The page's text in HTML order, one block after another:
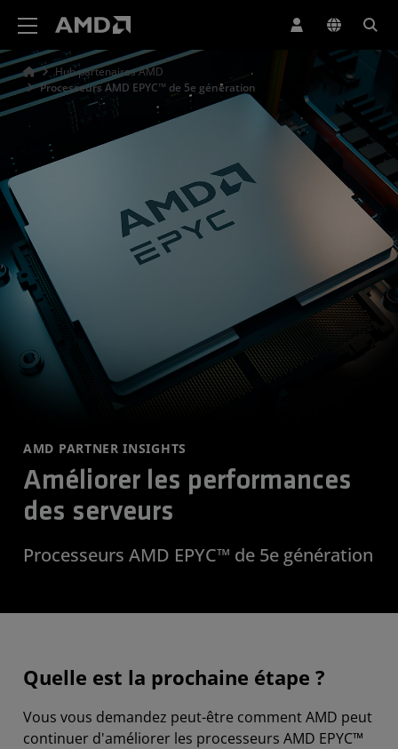
Hub partenaires AMD
Processeurs AMD EPYC™ de 5e génération
AMD PARTNER INSIGHTS
Améliorer les performances
des serveurs
Processeurs AMD EPYC™ de 5e génération
Quelle est la prochaine étape ?
Vous vous demandez peut-être comment AMD peut
continuer d'améliorer les processeurs AMD EPYC™